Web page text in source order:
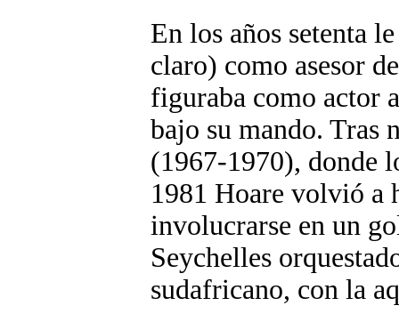
En los años setenta
claro) como asesor
figuraba como actor
bajo su mando. Tras
(1967-1970), donde
1981 Hoare volvió a
involucrarse en un
Seychelles
sudafricano, con la